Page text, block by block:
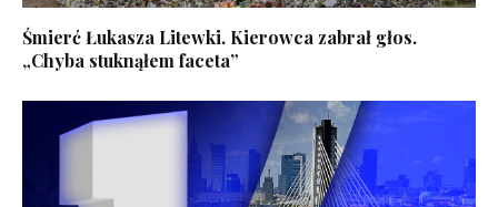
Śmierć Łukasza Litewki. Kierowca zabrał głos.
„Chyba stuknąłem faceta”